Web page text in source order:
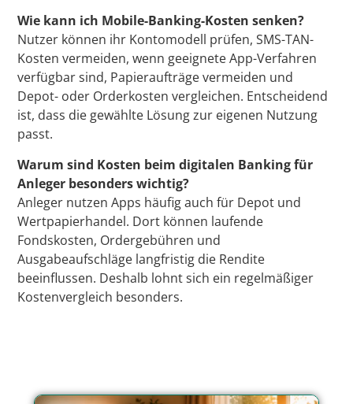
Wie kann ich Mobile-Banking-Kosten senken?
Nutzer können ihr Kontomodell prüfen, SMS-TAN-
Kosten vermeiden, wenn geeignete App-Verfahren
verfügbar sind, Papieraufträge vermeiden und
Depot- oder Orderkosten vergleichen. Entscheidend
ist, dass die gewählte Lösung zur eigenen Nutzung
passt.
Warum sind Kosten beim digitalen Banking für
Anleger besonders wichtig?
Anleger nutzen Apps häufig auch für Depot und
Wertpapierhandel. Dort können laufende
Fondskosten, Ordergebühren und
Ausgabeaufschläge langfristig die Rendite
beeinflussen. Deshalb lohnt sich ein regelmäßiger
Kostenvergleich besonders.